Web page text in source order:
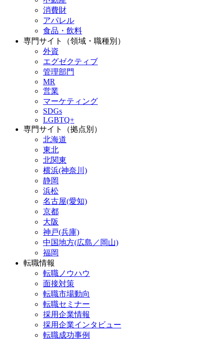
消費財
アパレル
食品・飲料
専門サイト（領域・職種別）
外資
エグゼクティブ
管理部門
MR
営業
マーケティング
SDGs
LGBTQ+
専門サイト（拠点別）
北海道
東北
北関東
横浜(神奈川)
静岡
浜松
名古屋(愛知)
京都
大阪
神戸(兵庫)
中国地方(広島／岡山)
福岡
転職情報
転職ノウハウ
面接対策
転職市場動向
転職セミナー
採用企業情報
採用企業インタビュー
転職成功事例